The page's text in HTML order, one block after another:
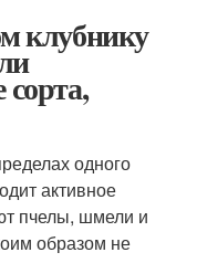
клубнику
одного
активное
пчелы, шмели и
образом не